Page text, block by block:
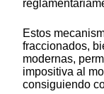
Estos
fraccionados,
modernas,
impositiva al
consiguiendo